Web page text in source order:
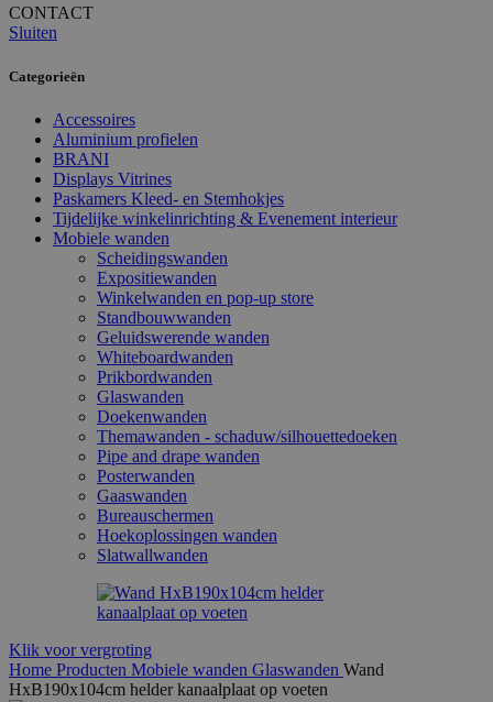
CONTACT
Sluiten
Categorieën
Accessoires
Aluminium profielen
BRANI
Displays Vitrines
Paskamers Kleed- en Stemhokjes
Tijdelijke winkelinrichting & Evenement interieur
Mobiele wanden
Scheidingswanden
Expositiewanden
Winkelwanden en pop-up store
Standbouwwanden
Geluidswerende wanden
Whiteboardwanden
Prikbordwanden
Glaswanden
Doekenwanden
Themawanden - schaduw/silhouettedoeken
Pipe and drape wanden
Posterwanden
Gaaswanden
Bureauschermen
Hoekoplossingen wanden
Slatwallwanden
Klik voor vergroting
Home Producten Mobiele wanden Glaswanden Wand
HxB190x104cm helder kanaalplaat op voeten